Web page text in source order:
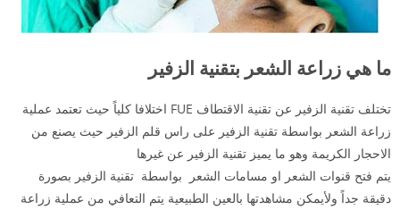
ما هي زراعة الشعر بتقنية الزفير
تختلف تقنية الزفير عن تقنية الاقتطاف FUE اختلافا كلياً حيث تعتمد عملية
زراعة الشعر بواسطة تقنية الزفير على راس قلم الزفير حيث يصنع من
الاحجار الكريمة وهو ما يميز تقنية الزفير عن غيرها
يتم فتح قنوات الشعر او مسامات الشعر بواسطة تقنية الزفير بصورة
دقيقة جداً ولأيمكن مشاهدتها بالعين الطبيعية يتم التعافي من عملية زراعة